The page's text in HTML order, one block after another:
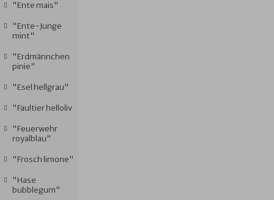
"Ente mais"
"Ente-Junge
mint"
"Erdmännchen
pinie"
"Esel hellgrau"
"Faultier helloliv
"Feuerwehr
royalblau"
"Frosch limone"
"Hase
bubblegum"